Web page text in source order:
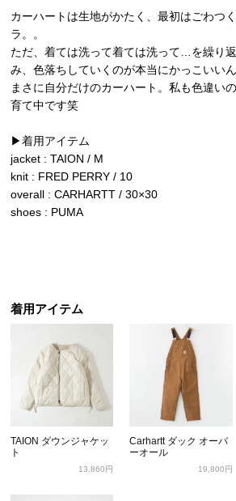
カーハートは生地がかたく、最初はごわつ
ラ。。
ただ、着ては洗って着ては洗って…を繰り
み、色落ちしていくのが本当にかっこいいん
まさに自分だけのカーハート。私も色違い
育て中です笑
▶︎着用アイテム
jacket : TAION / M
knit : FRED PERRY / 10
overall : CARHARTT / 30×30
shoes : PUMA
着用アイテム
TAION ダウンジャケッ
ト
13,860円
Carhartt ダック オーバ
ーオール
19,800円